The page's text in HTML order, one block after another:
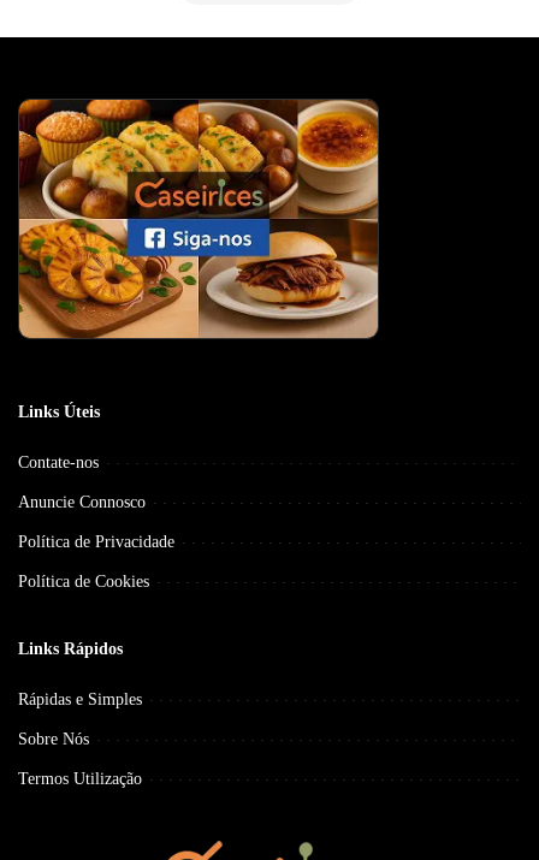
Links Úteis
Contate-nos
Anuncie Connosco
Política de Privacidade
Política de Cookies
Links Rápidos
Rápidas e Simples
Sobre Nós
Termos Utilização